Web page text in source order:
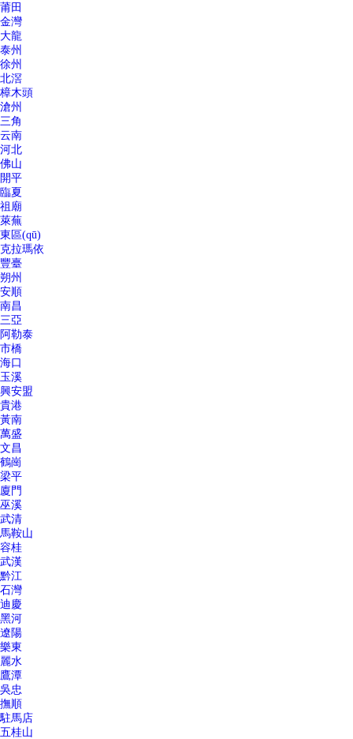
莆田
金灣
大龍
泰州
徐州
北滘
樟木頭
滄州
三角
云南
河北
佛山
開平
臨夏
祖廟
萊蕪
東區(qū)
克拉瑪依
豐臺
朔州
安順
南昌
三亞
阿勒泰
市橋
海口
玉溪
興安盟
貴港
黃南
萬盛
文昌
鶴崗
梁平
廈門
巫溪
武清
馬鞍山
容桂
武漢
黔江
石灣
迪慶
黑河
遼陽
樂東
麗水
鷹潭
吳忠
撫順
駐馬店
五桂山